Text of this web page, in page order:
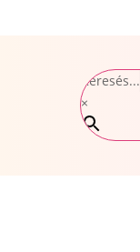
Keresés...
×